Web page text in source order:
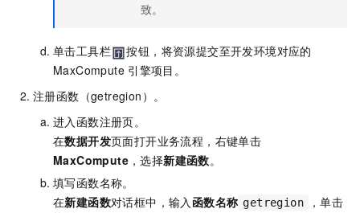
致。
单击工具栏
按钮，将资源提交至开发环境对应的
MaxCompute 引擎项目。
注册函数（getregion）。
进入函数注册页。
在数据开发页面打开业务流程，右键单击
MaxCompute ，选择新建函数。
填写函数名称。
在新建函数对话框中，输入函数名称 getregion
，单击